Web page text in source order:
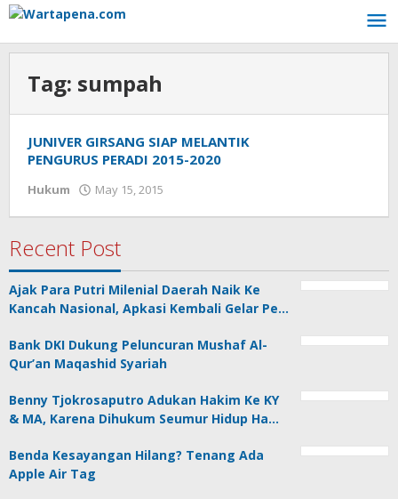
Skip
content
Tag: sumpah
JUNIVER GIRSANG SIAP MELANTIK
PENGURUS PERADI 2015-2020
Hukum May 15, 2015
Recent Post
Ajak Para Putri Milenial Daerah Naik Ke
Kancah Nasional, Apkasi Kembali Gelar Pe…
Bank DKI Dukung Peluncuran Mushaf Al-
Qur’an Maqashid Syariah
Benny Tjokrosaputro Adukan Hakim Ke KY
& MA, Karena Dihukum Seumur Hidup Ha…
Benda Kesayangan Hilang? Tenang Ada
Apple Air Tag